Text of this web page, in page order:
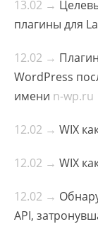
13.02 →
плагины для
12.02 →
WordPress
имени n-wp.ru
12.02 → WIX
12.02 → WIX
12.02 →
API,